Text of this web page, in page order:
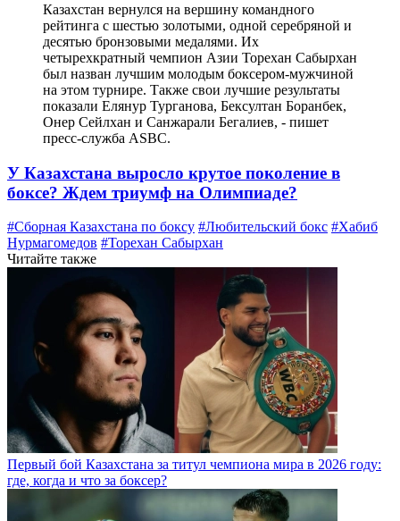
Казахстан вернулся на вершину командного
рейтинга с шестью золотыми, одной серебряной и
десятью бронзовыми медалями. Их
четырехкратный чемпион Азии Торехан Сабырхан
был назван лучшим молодым боксером-мужчиной
на этом турнире. Также свои лучшие результаты
показали Елянур Турганова, Бексултан Боранбек,
Онер Сейлхан и Санжарали Бегалиев, - пишет
пресс-служба ASBC.
У Казахстана выросло крутое поколение в
боксе? Ждем триумф на Олимпиаде?
#Сборная Казахстана по боксу #Любительский бокс #Хабиб
Нурмагомедов #Торехан Сабырхан
Читайте также
Первый бой Казахстана за титул чемпиона мира в 2026 году:
где, когда и что за боксер?